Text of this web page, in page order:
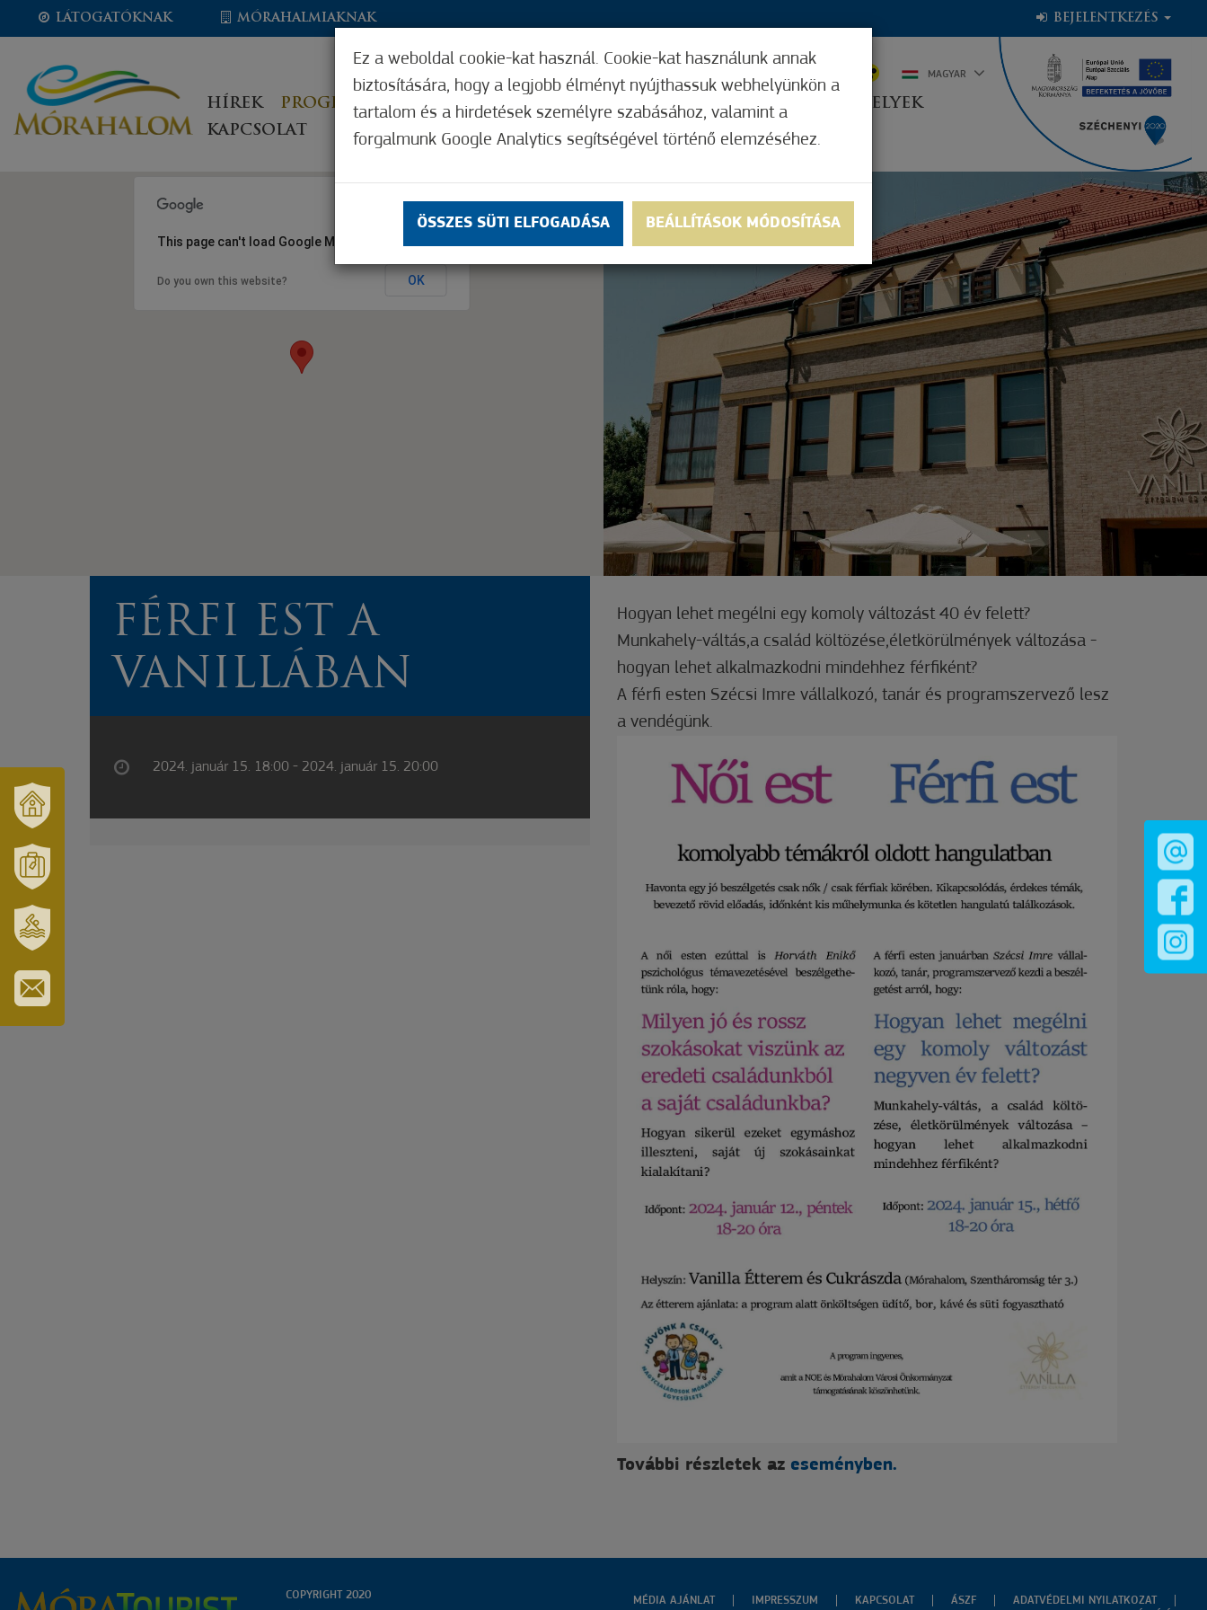
ÉS
TÉRSÉGÜNK
TURISZTIKA
ERZSÉBET
GYÓGYFÜRDŐ
IRATKOZZON
LÁTOGATÓKNAK MÓRAHALMIAKNAK BEJELENTKEZÉS
HÍREK PROGRAMOK ÍGY MŰKÖDIK HASZNOS FUNKCIÓK
ELFOGADÓHELYEK
KAPCSOLAT
MAGYAR
This page can't load Google Maps correctly.
Do you own this website? OK
Nem értékelt
FÉRFI EST A
VANILLÁBAN
2024. január 15. 18:00 - 2024. január 15. 20:00
Hogyan lehet megélni egy komoly változást 40 év felett?
Munkahely-váltás,a család költözése,életkörülmények változása -
hogyan lehet alkalmazkodni mindehhez férfiként?
A férfi esten Szécsi Imre vállalkozó, tanár és programszervező lesz
a vendégünk.
További részletek az eseményben.
Ez a weboldal cookie-kat használ. Cookie-kat használunk annak
biztosítására, hogy a legjobb élményt nyújthassuk webhelyünkön a
tartalom és a hirdetések személyre szabásához, valamint a
forgalmunk Google Analytics segítségével történő elemzéséhez.
ÖSSZES SÜTI ELFOGADÁSA BEÁLLÍTÁSOK MÓDOSÍTÁSA
COPYRIGHT 2020 MÉDIA AJÁNLAT IMPRESSZUM KAPCSOLAT ÁSZF
ADATVÉDELMI NYILATKOZAT